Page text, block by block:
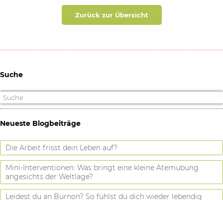
Zurück zur Übersicht
Suche
Neueste Blogbeiträge
Die Arbeit frisst dein Leben auf?
Mini-Interventionen: Was bringt eine kleine Atemübung
angesichts der Weltlage?
Leidest du an Burnon? So fühlst du dich wieder lebendig